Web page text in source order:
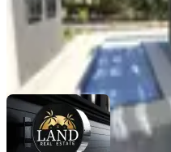
Land Real EstateTaylan Toprak